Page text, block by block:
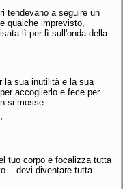
tendevano a seguire un
qualche imprevisto,
lì per lì sull'onda della
la sua inutilità e la sua
accoglierlo e fece per
si mosse.
tuo corpo e focalizza tutta
devi diventare tutta